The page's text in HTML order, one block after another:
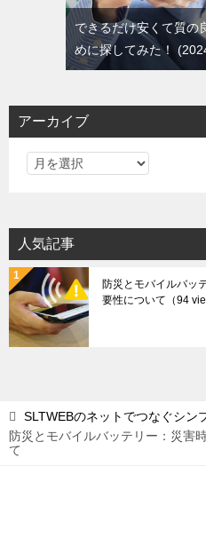
できるだけ安くて質の
めに探してみた！
アーカイブ
ア
イ
ブ
人気記事
防災とモバイルバッ
要性について （94
SLTWEBのネットでつなぐシン
防災とモバイルバッテリー：災害
て